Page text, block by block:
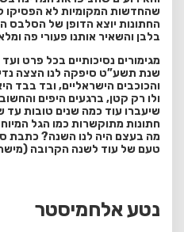
שהחדשות המקומיות לא הפסיקו
החתונות יוצא הדופן של הסלבס
בלבן והשאיר אותנו פעורי פה
מגימורים נסיכותיים בכל פרט
שנת תשע”ט סיפקה לנו הצצה
והכוכבים הישראליים, ובד בבד
ולו רק קטן, ברגעים היפים
שיעברו עוד כמה שנים טובות
חתונות מתוקשרות כמו הגל
מה בעצם היה לנו השנה? כתבת
טעם של עוד לשנה הקרובה
נטע אלחמיסטר